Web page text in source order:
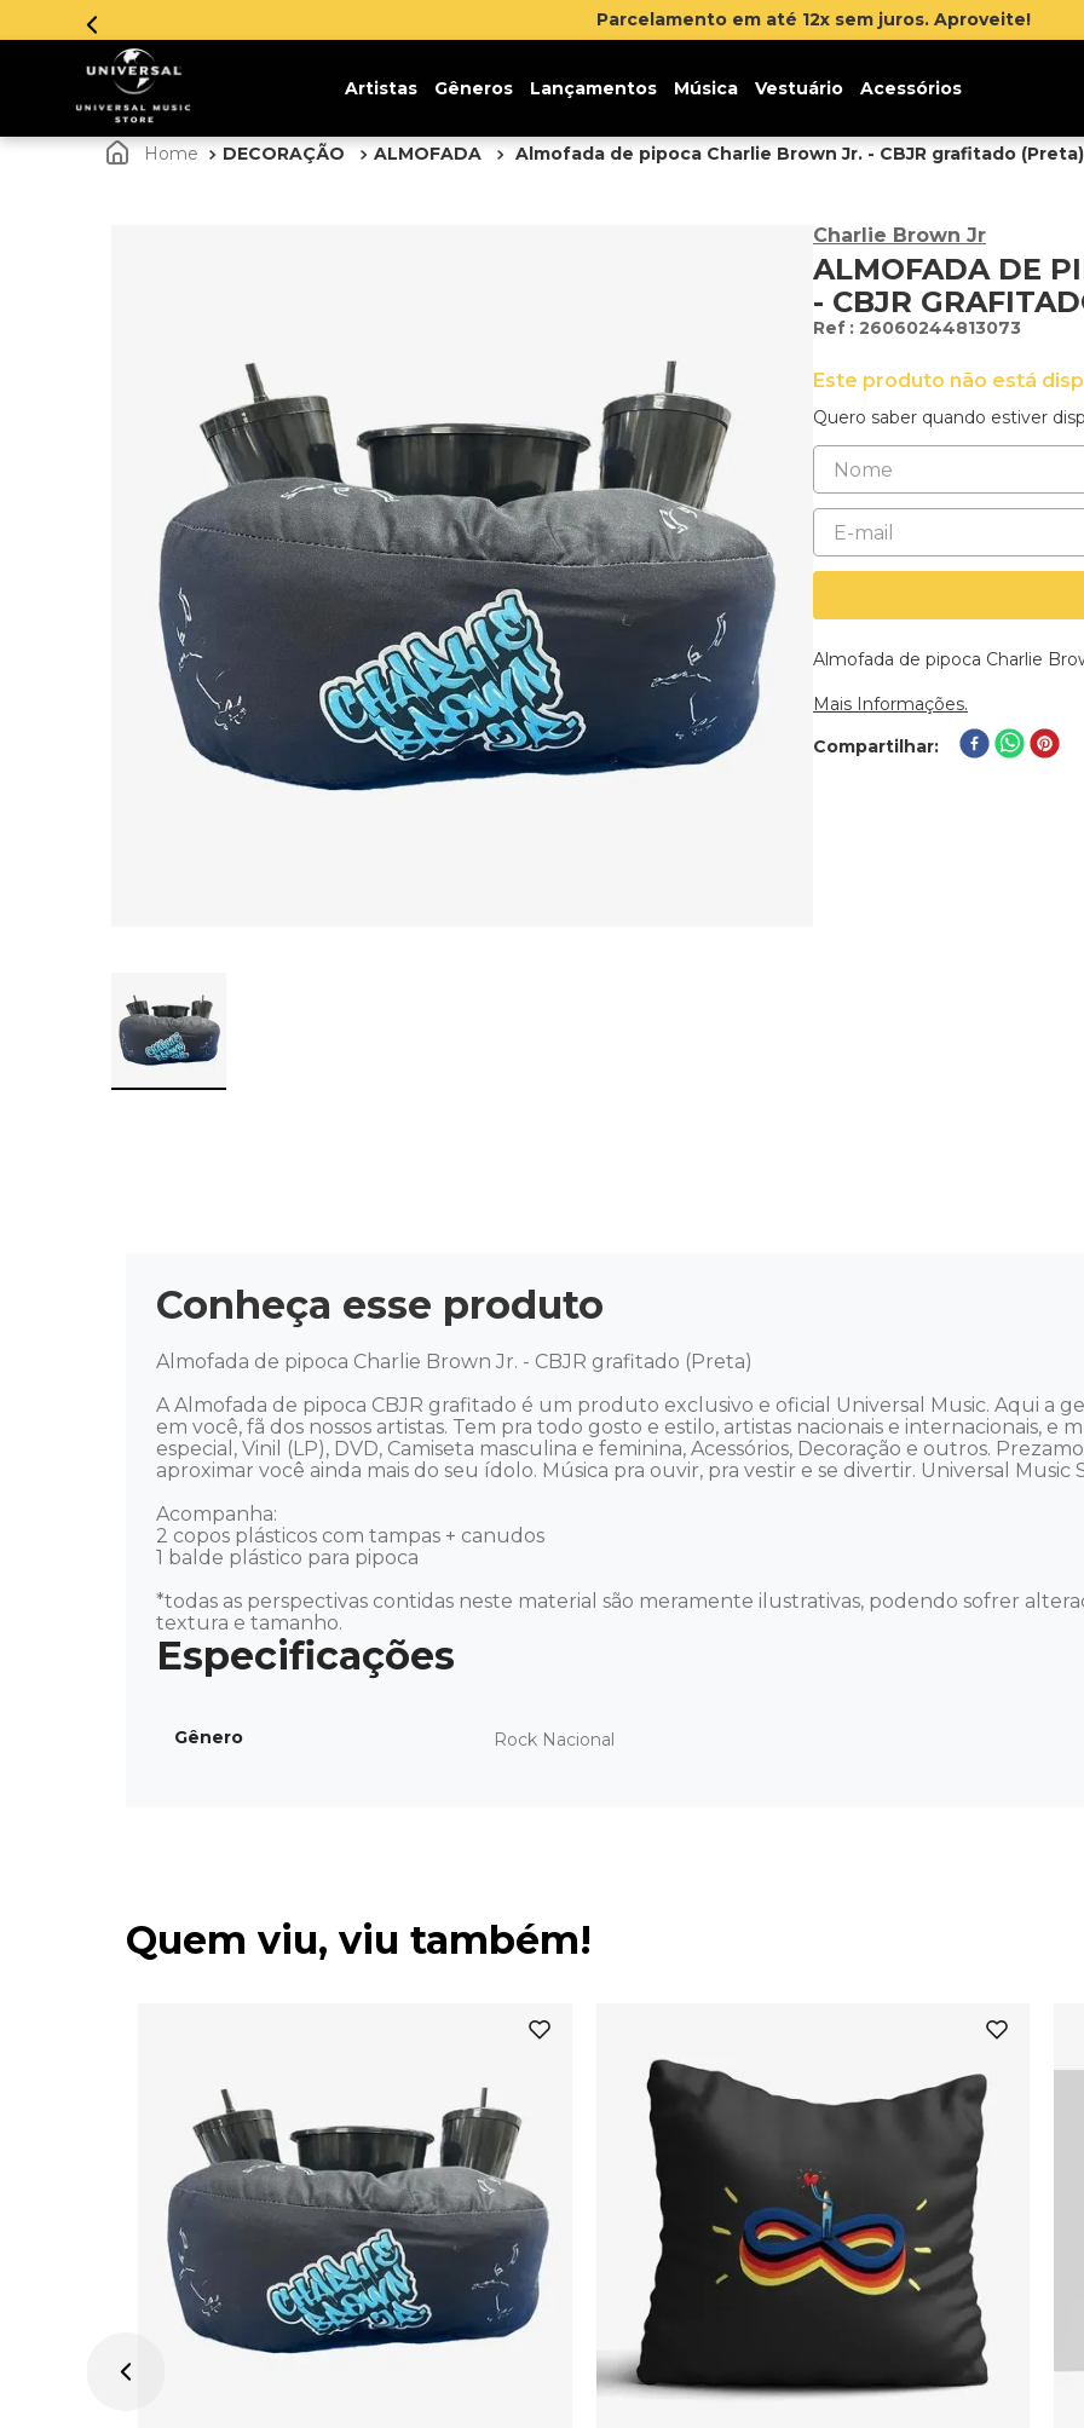
até 12x sem juros. Aproveite!
Artistas Gêneros Lançamentos Música Vestuário Acessórios
DECORAÇÃO ALMOFADA Almofada de pipoca Charlie Brown Jr. - CBJR grafitado (Preta)
Charlie Brown Jr
ALMOFADA DE
- CBJR
: 26060244813073
Este produto não está
Quero saber quando estiver
Almofada de pipoca Charlie
Mais Informações.
Compartilhar
Conheça esse produto
Almofada de pipoca Charlie Brown Jr. - CBJR grafitado (Preta)
A Almofada de pipoca CBJR grafitado é um produto exclusivo e oficial Universal Music. Aqui a
em você, fã dos nossos artistas. Tem pra todo gosto e estilo, artistas nacionais e internacionais, e
especial, Vinil (LP), DVD, Camiseta masculina e feminina, Acessórios, Decoração e outros.
aproximar você ainda mais do seu ídolo. Música pra ouvir, pra vestir e se divertir. Universal Music
Acompanha:
2 copos plásticos com tampas + canudos
1 balde plástico para pipoca
*todas as perspectivas contidas neste material são meramente ilustrativas, podendo sofrer
textura e tamanho.
Gênero Rock Nacional
Quem viu, viu também!